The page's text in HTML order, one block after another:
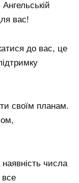
вас!
до вас, це
своїм планам.
числа